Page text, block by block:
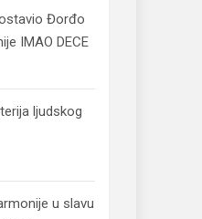
Đorđo
IMAO DECE
ljudskog
u slavu